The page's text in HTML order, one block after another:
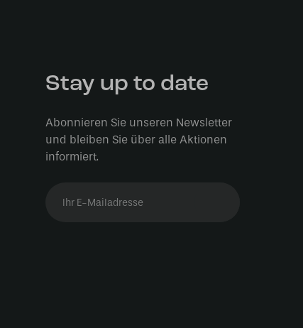
Stay up to date
Abonnieren Sie unseren Newsletter
und bleiben Sie über alle Aktionen
informiert.